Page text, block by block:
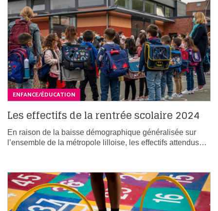
ENFANCE/ÉDUCATION
Les effectifs de la rentrée scolaire 2024
En raison de la baisse démographique généralisée sur
l’ensemble de la métropole lilloise, les effectifs attendus…